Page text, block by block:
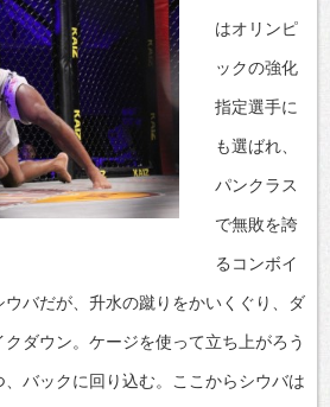
はオリンピ
ックの強化
指定選手に
も選ばれ、
パンクラス
で無敗を誇
るコンボイ
バだが、升水の蹴りをかいくぐり、ダ
ダウン。ケージを使って立ち上がろう
バックに回り込む。ここからシウバは